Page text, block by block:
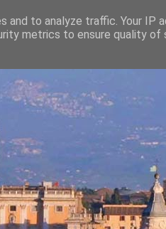
to analyze traffic. Your IP
metrics to ensure quality of